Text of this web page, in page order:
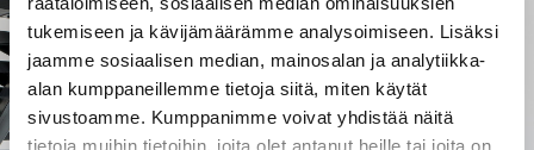
tukemiseen ja kävijämäärämme analysoimiseen. Lisäksi
jaamme sosiaalisen median, mainosalan ja analytiikka-
alan kumppaneillemme tietoja siitä, miten käytät
sivustoamme. Kumppanimme voivat yhdistää näitä
tietoja muihin tietoihin, joita olet antanut heille tai joita on